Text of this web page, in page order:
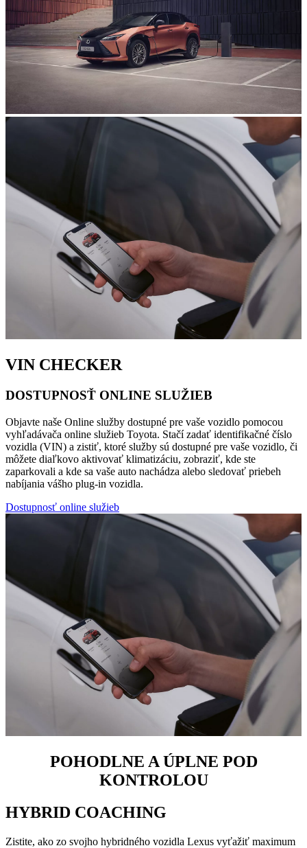
VIN CHECKER
DOSTUPNOSŤ ONLINE SLUŽIEB
Objavte naše Online služby dostupné pre vaše vozidlo pomocou
vyhľadávača online služieb Toyota. Stačí zadať identifikačné číslo
vozidla (VIN) a zistiť, ktoré služby sú dostupné pre vaše vozidlo, či
môžete diaľkovo aktivovať klimatizáciu, zobraziť, kde ste
zaparkovali a kde sa vaše auto nachádza alebo sledovať priebeh
nabíjania vášho plug-in vozidla.
Dostupnosť online služieb
POHODLNE A ÚPLNE POD
KONTROLOU
HYBRID COACHING
Zistite, ako zo svojho hybridného vozidla Lexus vyťažiť maximum